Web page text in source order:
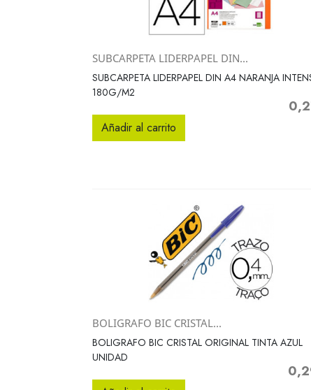
Vista rápida
SUBCARPETA LIDERPAPEL DIN...
SUBCARPETA LIDERPAPEL DIN A4 NARANJA
180G/M2
Añadir al carrito
Vista rápida
BOLIGRAFO BIC CRISTAL...
BOLIGRAFO BIC CRISTAL ORIGINAL TINTA AZUL
UNIDAD